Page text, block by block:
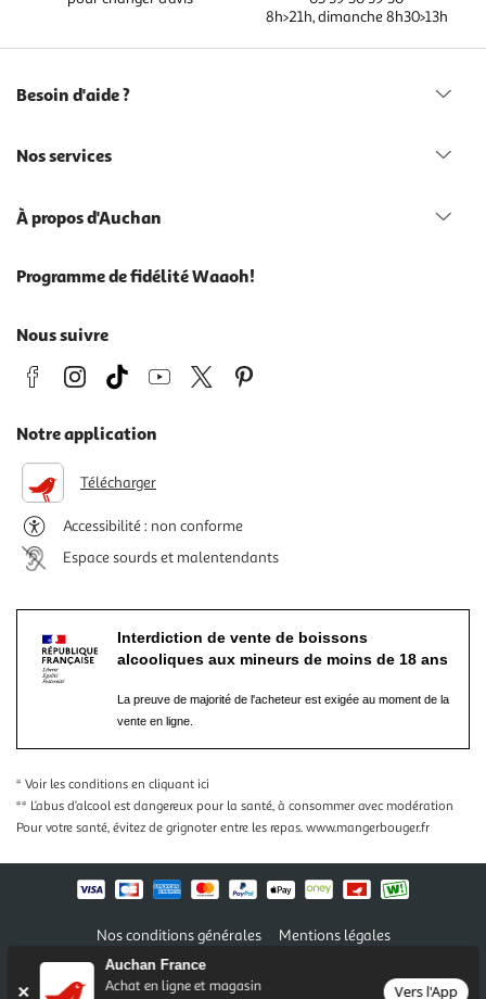
Auchan France
Achat en ligne et magasin Vers l'App
8h>21h, dimanche 8h30>13h
Besoin d'aide ?
Nos services
À propos d'Auchan
Programme de fidélité Waaoh!
Nous suivre
Notre application
Télécharger
Accessibilité : non conforme
Espace sourds et malentendants
Interdiction de vente de boissons
alcooliques aux mineurs de moins de 18 ans
La preuve de majorité de l'acheteur est exigée au moment de la
vente en ligne.
* Voir les conditions en cliquant ici
** L’abus d’alcool est dangereux pour la santé, à consommer avec modération
Pour votre santé, évitez de grignoter entre les repas. www.mangerbouger.fr
Nos conditions générales
Mentions légales
Conditions des offres et promotions
Politique de confidentialité
Informations légales marketplace